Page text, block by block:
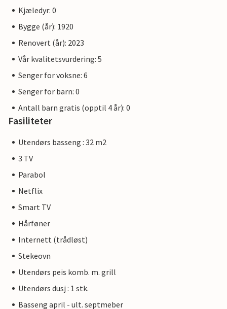
Kjæledyr: 0
Bygge (år): 1920
Renovert (år): 2023
Vår kvalitetsvurdering: 5
Senger for voksne: 6
Senger for barn: 0
Antall barn gratis (opptil 4 år): 0
Fasiliteter
Utendørs basseng : 32 m2
3 TV
Parabol
Netflix
Smart TV
Hårføner
Internett (trådløst)
Stekeovn
Utendørs peis komb. m. grill
Utendørs dusj : 1 stk.
Basseng april - ult. septmeber